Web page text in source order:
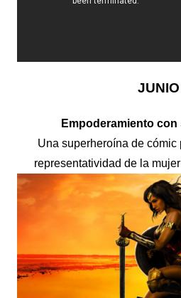
JUNIO
Empoderamiento
Una superheroína de cómic
representatividad de la